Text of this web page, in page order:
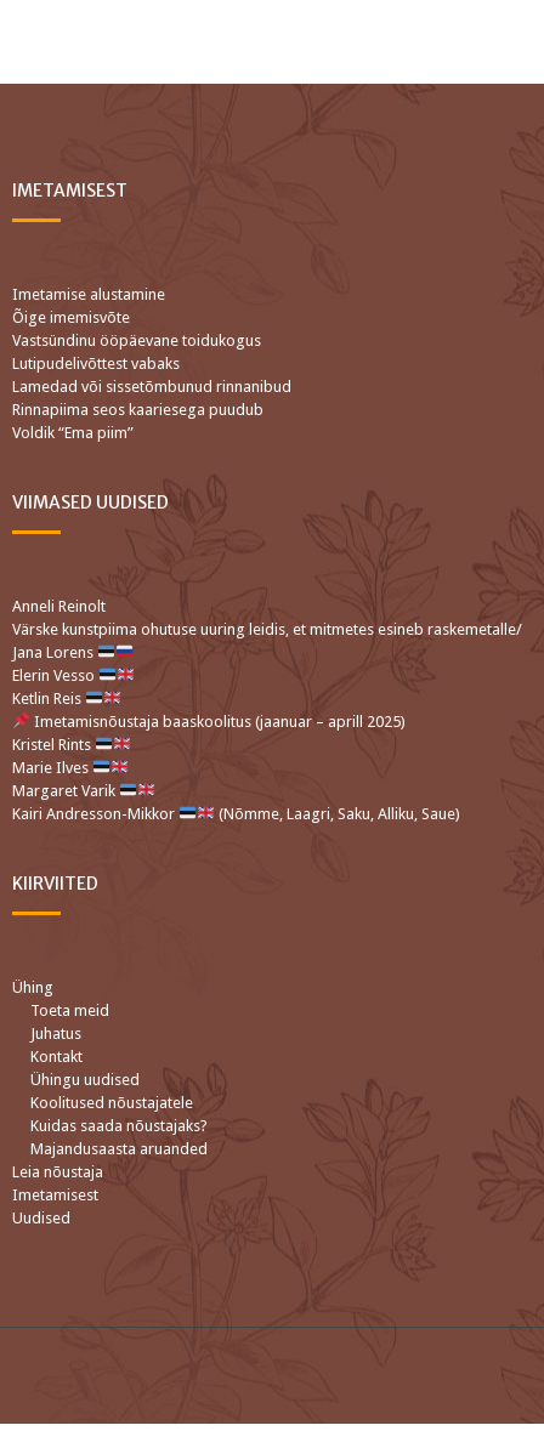
IMETAMISEST
Imetamise alustamine
Õige imemisvõte
Vastsündinu ööpäevane toidukogus
Lutipudelivõttest vabaks
Lamedad või sissetõmbunud rinnanibud
Rinnapiima seos kaariesega puudub
Voldik “Ema piim”
VIIMASED UUDISED
Anneli Reinolt
Värske kunstpiima ohutuse uuring leidis, et mitmetes esineb raskemetalle/
Jana Lorens
Elerin Vesso
Ketlin Reis
Imetamisnõustaja baaskoolitus (jaanuar – aprill 2025)
Kristel Rints
Marie Ilves
Margaret Varik
Kairi Andresson-Mikkor
(Nõmme, Laagri, Saku, Alliku, Saue)
KIIRVIITED
Ühing
Toeta meid
Juhatus
Kontakt
Ühingu uudised
Koolitused nõustajatele
Kuidas saada nõustajaks?
Majandusaasta aruanded
Leia nõustaja
Imetamisest
Uudised